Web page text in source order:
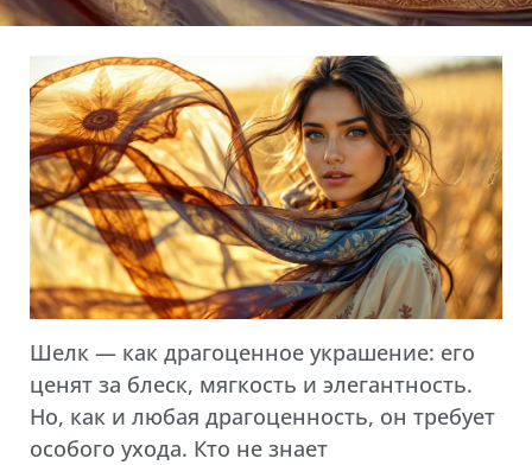
Шелк — как драгоценное украшение: его
ценят за блеск, мягкость и элегантность.
Но, как и любая драгоценность, он требует
особого ухода. Кто не знает